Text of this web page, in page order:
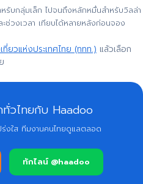
บกลุ่มเล็ก ไปจนถึงหลักหมื่นสำหรับวิลล่า
วงเวลา เทียบได้หลายหลังก่อนจอง
ที่ยวแห่งประเทศไทย (ททท.) แล้วเลือก
วไทยกับ Haadoo
งใส ทีมงานคนไทยดูแลตลอด
ทักไลน์ @haadoo